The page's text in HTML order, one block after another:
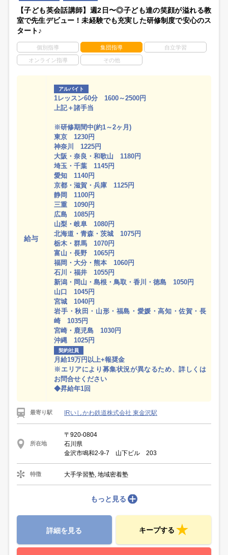
【子ども英会話講師】週2日〜◎子ども達の笑顔が溢れる教
室で先生デビュー！未経験でも充実した研修制度で安心のス
タート♪
個別指導 集団指導 自立学習
オンライン指導 その他
給与
アルバイト
1レッスン60分 1600～2500円
上記＋諸手当
※研修期間中(約1～2ヶ月)
東京 1230円
神奈川 1225円
大阪・奈良・和歌山 1180円
埼玉・千葉 1145円
愛知 1140円
京都・滋賀・兵庫 1125円
静岡 1100円
三重 1090円
広島 1085円
山梨・岐阜 1080円
北海道・青森・茨城 1075円
栃木・群馬 1070円
富山・長野 1065円
福岡・大分・熊本 1060円
石川・福井 1055円
新潟・岡山・島根・鳥取・香川・徳島 1050円
山口 1045円
宮城 1040円
岩手・秋田・山形・福島・愛媛・高知・佐賀・長
崎 1035円
宮崎・鹿児島 1030円
沖縄 1025円
契約社員
月給19万円以上+報奨金
※エリアにより募集状況が異なるため、詳しくは
お問合せください
◆昇給年1回
最寄り駅 IRいしかわ鉄道株式会社 東金沢駅
所在地
〒920-0804
石川県
金沢市鳴和2-9-7 山下ビル 203
特徴 大手学習塾, 地域密着塾
もっと見る
詳細を見る キープする